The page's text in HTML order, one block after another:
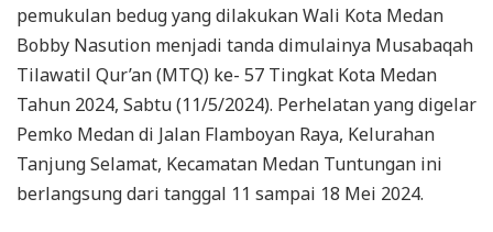
pemukulan bedug yang dilakukan Wali Kota Medan
Bobby Nasution menjadi tanda dimulainya Musabaqah
Tilawatil Qur’an (MTQ) ke- 57 Tingkat Kota Medan
Tahun 2024, Sabtu (11/5/2024). Perhelatan yang digelar
Pemko Medan di Jalan Flamboyan Raya, Kelurahan
Tanjung Selamat, Kecamatan Medan Tuntungan ini
berlangsung dari tanggal 11 sampai 18 Mei 2024.